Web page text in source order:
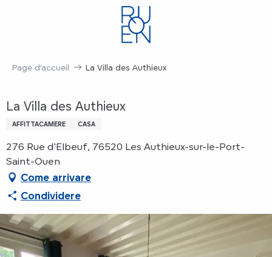
Page d’accueil La Villa des Authieux
La Villa des Authieux
AFFITTACAMERE CASA
276 Rue d'Elbeuf, 76520 Les Authieux-sur-le-Port-
Saint-Ouen
Come arrivare
Condividere